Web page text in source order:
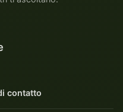
contatto